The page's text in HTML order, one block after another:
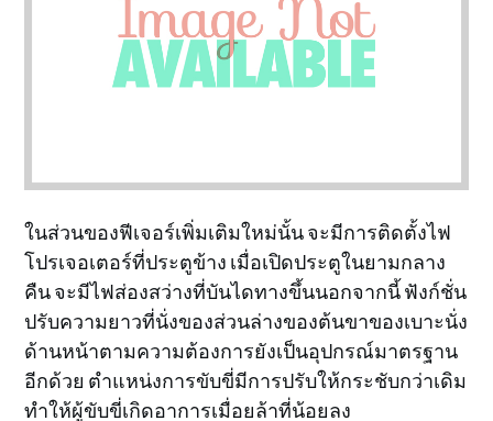
ในส่วนของฟีเจอร์เพิ่มเติมใหม่นั้น จะมีการติดตั้งไฟ
โปรเจอเตอร์ที่ประตูข้าง เมื่อเปิดประตูในยามกลาง
คืน จะมีไฟส่องสว่างที่บันไดทางขึ้นนอกจากนี้ ฟังก์ชั่น
ปรับความยาวที่นั่งของส่วนล่างของต้นขาของเบาะนั่ง
ด้านหน้าตามความต้องการยังเป็นอุปกรณ์มาตรฐาน
อีกด้วย ตำแหน่งการขับขี่มีการปรับให้กระชับกว่าเดิม
ทำให้ผู้ขับขี่เกิดอาการเมื่อยล้าที่น้อยลง